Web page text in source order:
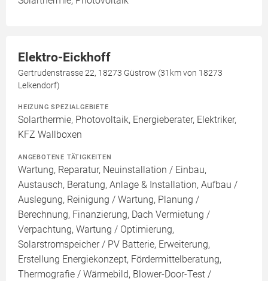
Elektro-Eickhoff
Gertrudenstrasse 22, 18273 Güstrow (31km von 18273
Lelkendorf)
HEIZUNG SPEZIALGEBIETE
Solarthermie, Photovoltaik, Energieberater, Elektriker,
KFZ Wallboxen
ANGEBOTENE TÄTIGKEITEN
Wartung, Reparatur, Neuinstallation / Einbau,
Austausch, Beratung, Anlage & Installation, Aufbau /
Auslegung, Reinigung / Wartung, Planung /
Berechnung, Finanzierung, Dach Vermietung /
Verpachtung, Wartung / Optimierung,
Solarstromspeicher / PV Batterie, Erweiterung,
Erstellung Energiekonzept, Fördermittelberatung,
Thermografie / Wärmebild, Blower-Door-Test /